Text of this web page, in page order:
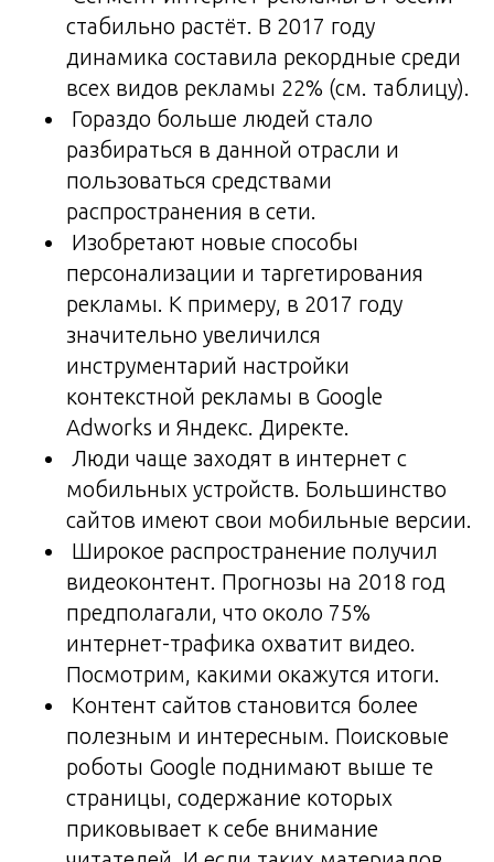
стабильно растёт. В 2017 году
динамика составила рекордные среди
всех видов рекламы 22% (см. таблицу).
Гораздо больше людей стало
разбираться в данной отрасли и
пользоваться средствами
распространения в сети.
Изобретают новые способы
персонализации и таргетирования
рекламы. К примеру, в 2017 году
значительно увеличился
инструментарий настройки
контекстной рекламы в Google
Adworks и Яндекс. Директе.
Люди чаще заходят в интернет с
мобильных устройств. Большинство
сайтов имеют свои мобильные версии.
Широкое распространение получил
видеоконтент. Прогнозы на 2018 год
предполагали, что около 75%
интернет-трафика охватит видео.
Посмотрим, какими окажутся итоги.
Контент сайтов становится более
полезным и интересным. Поисковые
роботы Google поднимают выше те
страницы, содержание которых
приковывает к себе внимание